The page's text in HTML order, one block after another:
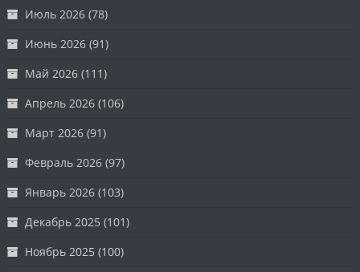
Июль 2026 (78)
Июнь 2026 (91)
Май 2026 (111)
Апрель 2026 (106)
Март 2026 (91)
Февраль 2026 (97)
Январь 2026 (103)
Декабрь 2025 (101)
Ноябрь 2025 (100)